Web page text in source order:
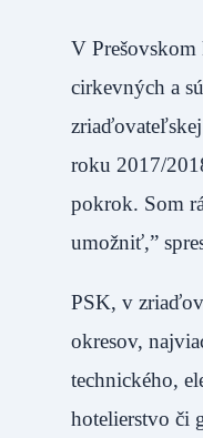
V Prešovskom
cirkevných a
roku 2017/
pokrok. Som
umožniť,”
PSK, v
okresov,
technického,
hotelierstvo či